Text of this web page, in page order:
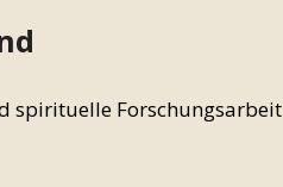
spirituelle Forschungsarbeit